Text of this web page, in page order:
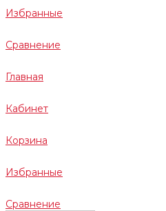
Избранные
Сравнение
Главная
Кабинет
Корзина
Избранные
Сравнение